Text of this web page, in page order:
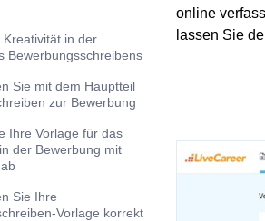
Kreativität in der
Bewerbungsschreibens
Sie mit dem Hauptteil
zur Bewerbung
Ihre Vorlage für das
der Bewerbung mit
Sie Ihre
Vorlage korrekt
online
lassen Sie